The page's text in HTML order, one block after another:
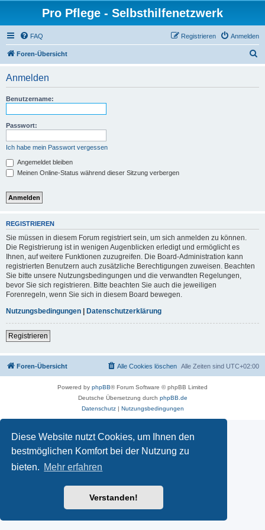
Diese Website nutzt Cookies, um Ihnen den
bestmöglichen Komfort bei der Nutzung zu
bieten. Mehr erfahren
Verstanden!
Pro Pflege - Selbsthilfenetzwerk
FAQ Anmelden
Registrieren
Foren-Übersicht
Anmelden
Benutzername:
Passwort:
Ich habe mein Passwort vergessen
Angemeldet bleiben
Meinen Online-Status während dieser Sitzung verbergen
REGISTRIEREN
Sie müssen in diesem Forum registriert sein, um sich anmelden zu können.
Die Registrierung ist in wenigen Augenblicken erledigt und ermöglicht es
Ihnen, auf weitere Funktionen zuzugreifen. Die Board-Administration kann
registrierten Benutzern auch zusätzliche Berechtigungen zuweisen. Beachten
Sie bitte unsere Nutzungsbedingungen und die verwandten Regelungen,
bevor Sie sich registrieren. Bitte beachten Sie auch die jeweiligen
Forenregeln, wenn Sie sich in diesem Board bewegen.
Nutzungsbedingungen | Datenschutzerklärung
Registrieren
Foren-Übersicht Alle Zeiten sind UTC+02:00
Alle Cookies löschen
Powered by phpBB® Forum Software © phpBB Limited
Deutsche Übersetzung durch phpBB.de
Datenschutz| Nutzungsbedingungen